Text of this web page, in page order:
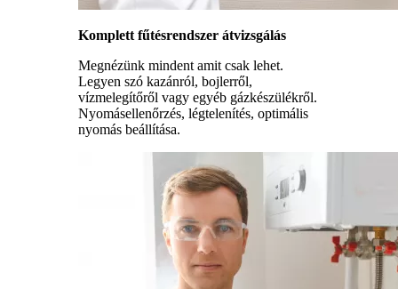
Komplett fűtésrendszer átvizsgálás
Megnézünk mindent amit csak lehet.
Legyen szó kazánról, bojlerről,
vízmelegítőről vagy egyéb gázkészülékről.
Nyomásellenőrzés, légtelenítés, optimális
nyomás beállítása.